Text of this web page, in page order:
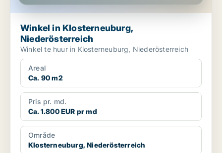
Winkel in Klosterneuburg,
Niederösterreich
Winkel te huur in Klosterneuburg, Niederösterreich
Areal
Ca. 90 m2
Pris pr. md.
Ca. 1.800 EUR pr md
Område
Klosterneuburg, Niederösterreich